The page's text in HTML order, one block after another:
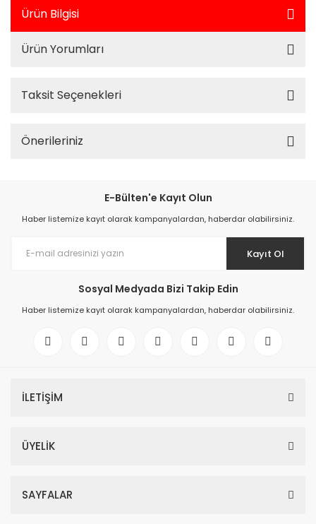
Ürün Bilgisi
Ürün Yorumları
Taksit Seçenekleri
Önerileriniz
E-Bülten'e Kayıt Olun
Haber listemize kayıt olarak kampanyalardan, haberdar olabilirsiniz.
Kayıt Ol
Sosyal Medyada Bizi Takip Edin
Haber listemize kayıt olarak kampanyalardan, haberdar olabilirsiniz.
İLETİŞİM
ÜYELİK
SAYFALAR